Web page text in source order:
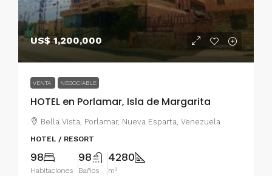
US$ 1,200,000
VENTA NEGOCIABLE
HOTEL en Porlamar, Isla de Margarita
Bella Vista, Porlamar, Nueva Esparta, Venezuela
HOTEL / RESORT
98
Habitaciones
98
Baños
4280
m²